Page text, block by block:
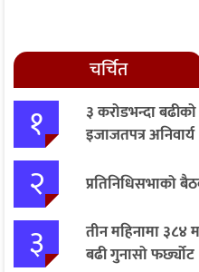
चर्चित
१
३ करोडभन्दा
इजाजतपत्र अनिवार्य
२ प्रतिनिधिसभाको
३
तीन महिनामा ३८४
बढी गुनासो फर्छ्योट